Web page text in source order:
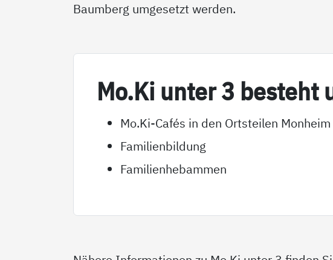
Baumberg umgesetzt werden.
Mo.Ki un­ter 3 be­steht
Mo.Ki-Cafés in den Ortsteilen
Familienbildung
Familienhebammen